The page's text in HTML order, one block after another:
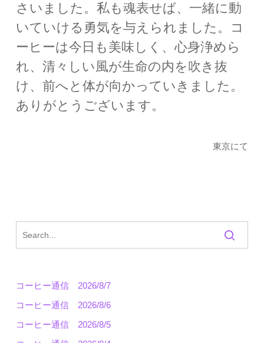
さいました。私も魂表せば、一緒に動
いていける勇気を与えられました。コ
ーヒーは今日も美味しく、心身浄めら
れ、清々しい風が生命の内を吹き抜
け、前へと体が向かっていきました。
ありがとうございます。
東京にて
コーヒー通信 2026/8/7
コーヒー通信 2026/8/6
コーヒー通信 2026/8/5